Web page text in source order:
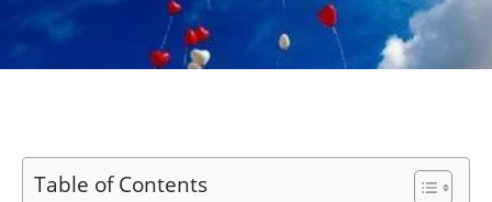
Table of Contents